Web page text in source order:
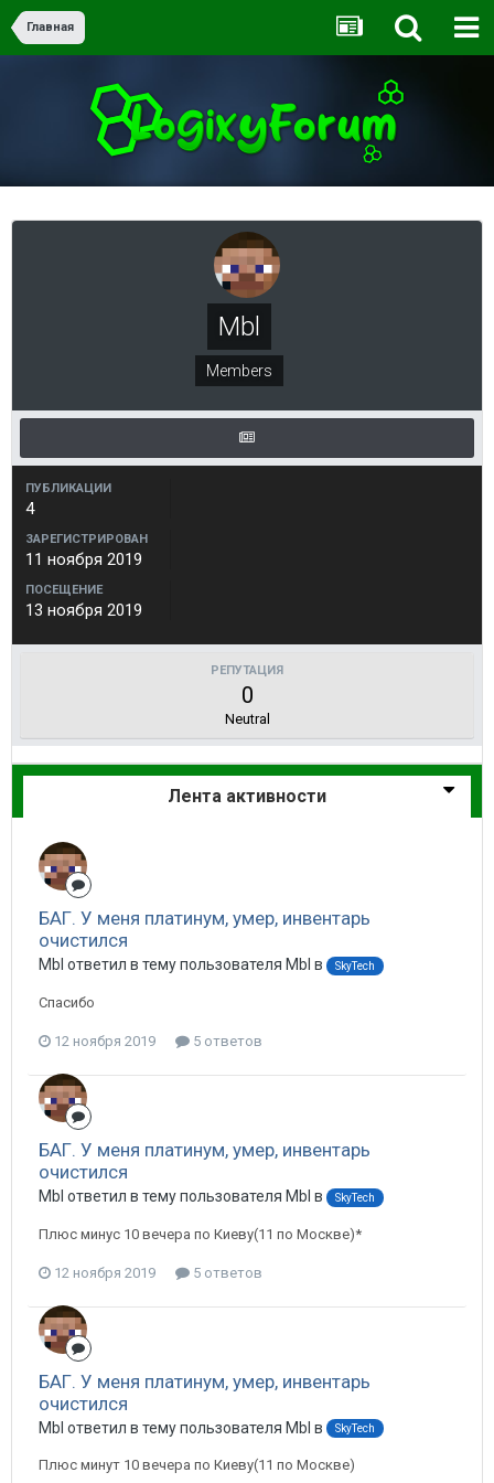
Главная
Mbl
Members
ПУБЛИКАЦИИ
4
ЗАРЕГИСТРИРОВАН
11 ноября 2019
ПОСЕЩЕНИЕ
13 ноября 2019
РЕПУТАЦИЯ
0
Neutral
Лента активности
БАГ. У меня платинум, умер, инвентарь
очистился
Mbl ответил в тему пользователя Mbl в SkyTech
Спасибо
12 ноября 2019 5 ответов
БАГ. У меня платинум, умер, инвентарь
очистился
Mbl ответил в тему пользователя Mbl в SkyTech
Плюс минус 10 вечера по Киеву(11 по Москве)*
12 ноября 2019 5 ответов
БАГ. У меня платинум, умер, инвентарь
очистился
Mbl ответил в тему пользователя Mbl в SkyTech
Плюс минут 10 вечера по Киеву(11 по Москве)